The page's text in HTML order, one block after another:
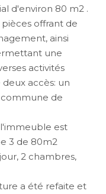
d'environ 80 m2 .
offrant de
ainsi
une
activités
accès: un
de
est
3 de 80m2
2 chambres,
a été refaite et